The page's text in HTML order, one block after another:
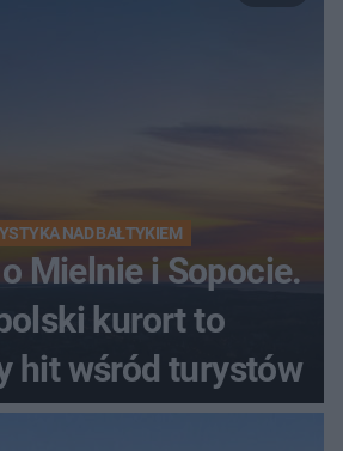
NAD BAŁTYKIEM
Mielnie i Sopocie.
kurort to
hit wśród turystów